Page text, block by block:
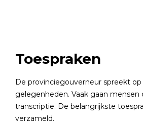
Toespraken
De provinciegouverneur spreekt
gelegenheden. Vaak gaan mensen
transcriptie. De belangrijkste
verzameld.